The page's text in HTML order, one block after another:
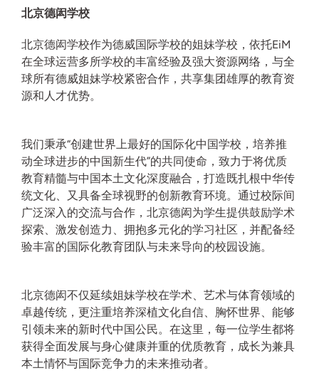
北京德闳学校
北京德闳学校作为德威国际学校的姐妹学校，依托EiM
在全球运营多所学校的丰富经验及强大资源网络，与全
球所有德威姐妹学校紧密合作，共享集团雄厚的教育资
源和人才优势。
我们秉承“创建世界上最好的国际化中国学校，培养推
动全球进步的中国新生代”的共同使命，致力于将优质
教育精髓与中国本土文化深度融合，打造既扎根中华传
统文化、又具备全球视野的创新教育环境。通过校际间
广泛深入的交流与合作，北京德闳为学生提供鼓励学术
探索、激发创造力、拥抱多元化的学习社区，并配备经
验丰富的国际化教育团队与未来导向的校园设施。
北京德闳不仅延续姐妹学校在学术、艺术与体育领域的
卓越传统，更注重培养深植文化自信、胸怀世界、能够
引领未来的新时代中国公民。在这里，每一位学生都将
获得全面发展与身心健康并重的优质教育，成长为兼具
本土情怀与国际竞争力的未来推动者。